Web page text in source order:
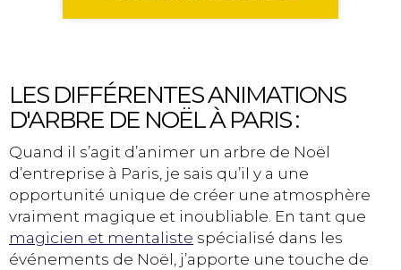
LES DIFFÉRENTES ANIMATIONS
D'ARBRE DE NOËL À PARIS :
Quand il s’agit d’animer un arbre de Noël
d’entreprise à Paris, je sais qu’il y a une
opportunité unique de créer une atmosphère
vraiment magique et inoubliable. En tant que
magicien et mentaliste spécialisé dans les
événements de Noël, j’apporte une touche de